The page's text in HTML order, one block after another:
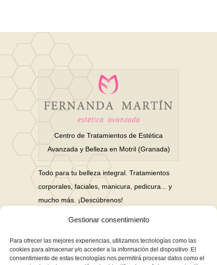
Gestionar consentimiento
Para ofrecer las mejores experiencias, utilizamos tecnologías como las
cookies para almacenar y/o acceder a la información del dispositivo. El
consentimiento de estas tecnologías nos permitirá procesar datos como el
Centro de Tratamientos de Estética
Avanzada y Belleza en Motril (Granada)
Todo para tu belleza integral. Tratamientos
corporales, faciales, manicura, pedicura... y
mucho más. ¡Descúbrenos!
Nuestras Redes Sociales
Financiación en hasta 3 años sin intereses